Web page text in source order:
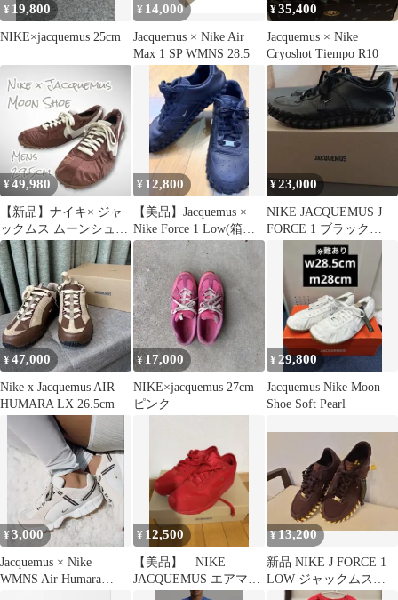
¥ 19,800
NIKE×jacquemus 25cm
¥ 14,000
Jacquemus × Nike Air
Max 1 SP WMNS 28.5
¥35,400
Jacquemus × Nike
Cryoshot Tiempo R10
¥49,980
【新品】ナイキ× ジャ
ックムス ムーンシュー
SP 29.5cm
¥ 12,800
【美品】Jacquemus ×
Nike Force 1 Low(箱無
し)
¥23,000
NIKE JACQUEMUS J
FORCE 1 ブラック
¥47,000
Nike x Jacquemus AIR
HUMARA LX 26.5cm
¥17,000
NIKE×jacquemus 27cm
ピンク
¥ 29,800
Jacquemus Nike Moon
Shoe Soft Pearl
¥3,000
Jacquemus × Nike
WMNS Air Humara
¥ 12,500
【美品】 NIKE
JACQUEMUS エアマッ
¥13,200
新品 NIKE J FORCE 1
LOW ジャックムス
25cm